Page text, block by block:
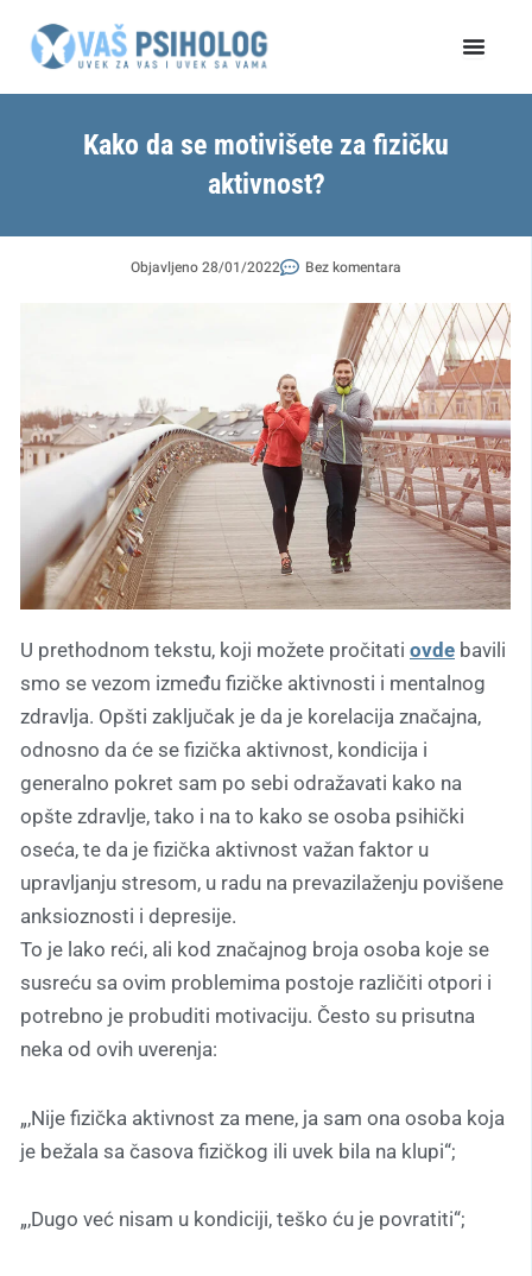
Kako da se motivišete za fizičku
aktivnost?
Objavljeno28/01/2022 Bez komentara
U prethodnom tekstu, koji možete pročitati ovde bavili
smo se vezom između fizičke aktivnosti i mentalnog
zdravlja. Opšti zaključak je da je korelacija značajna,
odnosno da će se fizička aktivnost, kondicija i
generalno pokret sam po sebi odražavati kako na
opšte zdravlje, tako i na to kako se osoba psihički
oseća, te da je fizička aktivnost važan faktor u
upravljanju stresom, u radu na prevazilaženju povišene
anksioznosti i depresije.
To je lako reći, ali kod značajnog broja osoba koje se
susreću sa ovim problemima postoje različiti otpori i
potrebno je probuditi motivaciju. Često su prisutna
neka od ovih uverenja:
„,Nije fizička aktivnost za mene, ja sam ona osoba koja
je bežala sa časova fizičkog ili uvek bila na klupi“;
„,Dugo već nisam u kondiciji, teško ću je povratiti“;